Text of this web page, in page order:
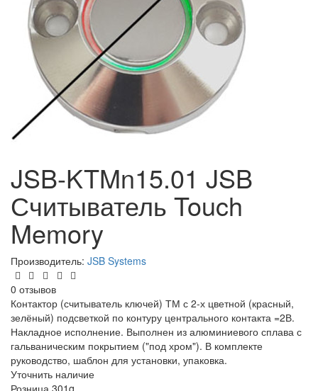
JSB-KTMn15.01 JSB
Считыватель Touch
Memory
Производитель: JSB Systems
0 отзывов
Контактор (считыватель ключей) ТМ с 2-х цветной (красный,
зелёный) подсветкой по контуру центрального контакта =2В.
Накладное исполнение. Выполнен из алюминиевого сплава с
гальваническим покрытием ("под хром"). В комплекте
руководство, шаблон для установки, упаковка.
Уточнить наличие